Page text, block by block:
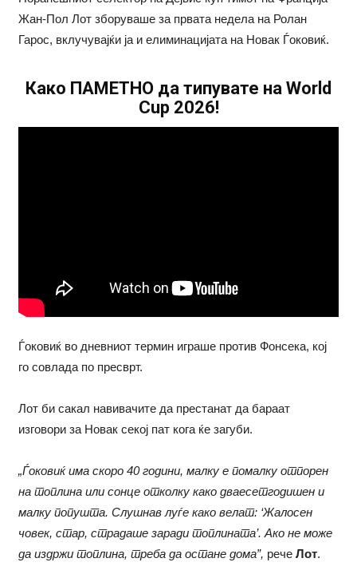
Жан-Пол Лот зборуваше за првата недела на Ролан
Гарос, вклучувајќи ја и елиминацијата на Новак Ѓоковиќ.
Како ПАМЕТНО да типувате на World
Cup 2026!
Ѓоковиќ во дневниот термин играше против Фонсекa, кој
го совлада по пресврт.
Лот би сакал навивачите да престанат да бараат
изговори за Новак секој пат кога ќе загуби.
„Ѓоковиќ има скоро 40 години, малку е помалку отпорен
на топлина или сонце отколку како дваесетгодишен и
малку попушта. Слушнав луѓе како велат: ‘Жалосен
човек, стар, страдаше заради топлината’. Ако не може
да издржи топлина, треба да остане дома”, рече Лот.